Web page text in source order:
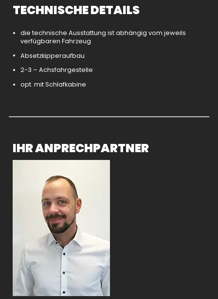
TECHNISCHE DETAILS
die technische Ausstattung ist abhängig vom jeweils
verfügbaren Fahrzeug
Absetzkipperaufbau
2-3 – Achsfahrgestelle
opt. mit Schlafkabine
IHR ANPRECHPARTNER